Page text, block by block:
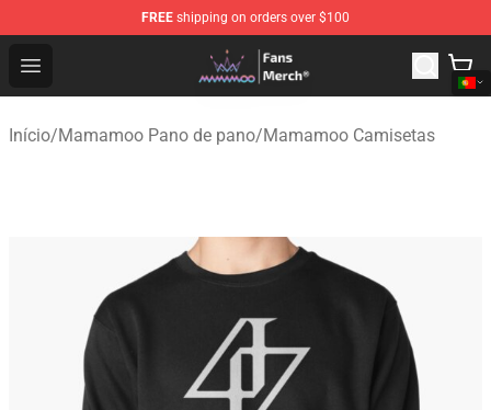
FREE shipping on orders over $100
Open menu
Mamamoo Store - Official Mamamoo Merchandise Shop
Início/Mamamoo Pano de pano/Mamamoo Camisetas